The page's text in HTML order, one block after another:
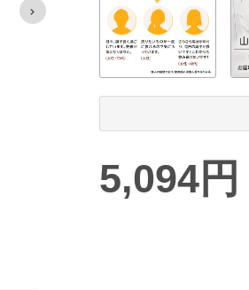
5,094円